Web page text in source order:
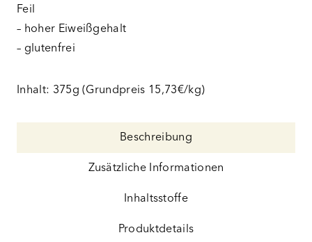
Feil
– hoher Eiweißgehalt
– glutenfrei
Inhalt: 375g (Grundpreis 15,73€/kg)
Beschreibung
Zusätzliche Informationen
Inhaltsstoffe
Produktdetails